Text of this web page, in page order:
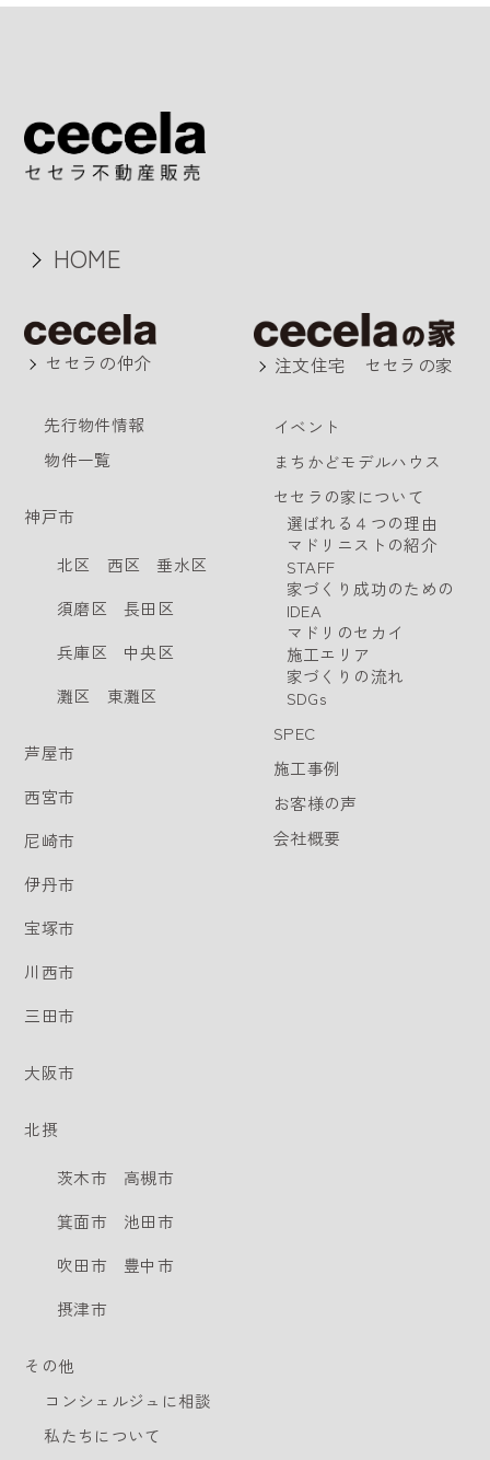
HOME
セセラの仲介
先行物件情報
物件一覧
神戸市
北区 西区
垂水区
須磨区
長田区
兵庫区
中央区
灘区
東灘区
芦屋市
西宮市
尼崎市
伊丹市
宝塚市
川西市
三田市
大阪市
北摂
茨木市
高槻市
箕面市
池田市
吹田市
豊中市
摂津市
その他
コンシェルジュに相談
私たちについて
注文住宅 セセラの家
イベント
まちかどモデルハウス
セセラの家について
選ばれる４つの理由
マドリニストの紹介
STAFF
家づくり成功のための
IDEA
マドリのセカイ
施工エリア
家づくりの流れ
SDGs
SPEC
施工事例
お客様の声
会社概要